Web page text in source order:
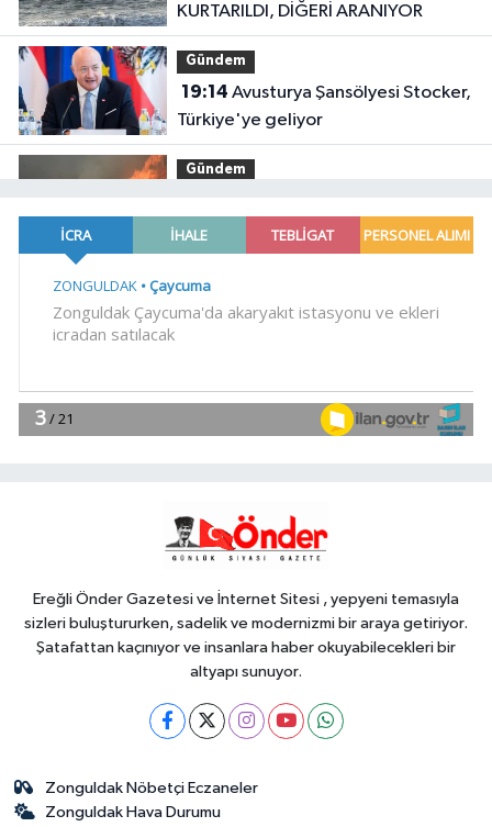
KURTARILDI, DİĞERİ ARANIYOR
Gündem
19:14
Türkiye'ye geliyor
Gündem
soruşturma sürüyor.. 34 şüpheliden
9'u tutuklandı
19:04Fethiye açıklarında
18:46
şampiyonluğa koştu
Ereğli Önder Gazetesi ve İnternet Sitesi , yepyeni temasıyla
sizleri buluştururken, sadelik ve modernizmi bir araya getiriyor.
Şatafattan kaçınıyor ve insanlara haber okuyabilecekleri bir
altyapı sunuyor.
Zonguldak Nöbetçi Eczaneler
Zonguldak Hava Durumu